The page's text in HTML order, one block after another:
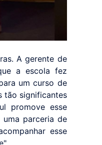
A gerente de
a escola fez
um curso de
tão significantes
promove esse
parceria de
esse